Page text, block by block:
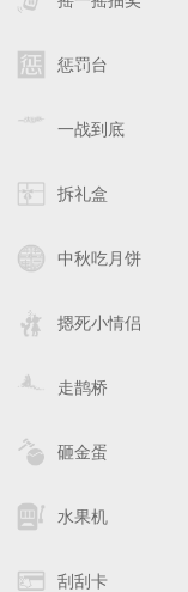
惩罚台
一战到底
拆礼盒
中秋吃月饼
摁死小情侣
走鹊桥
砸金蛋
水果机
刮刮卡